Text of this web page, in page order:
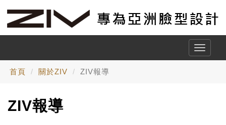
Toggle
首頁 關於ZIV ZIV報導
ZIV報導